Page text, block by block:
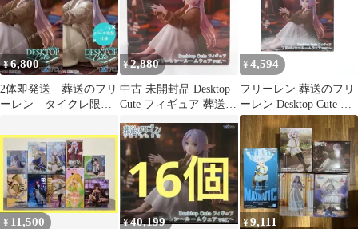
¥6,800
2体即発送 葬送のフリ
ーレン タイクレ限
ア まとめ売り⑤
¥2,880
中古 未開封品 Desktop
Cute フィギュア 葬送の
ルームウェアver.
TAITO/タイトー フィギ
ュア pr02909
¥ 4,594
フリーレン 葬送のフリ
ーレン Desktop Cute フ
ィギュア フリーレン〜
ルームウェアver.〜 プ
ライズ(452001900) タイ
トー
¥ 11,500 ¥40,199 ¥9,111